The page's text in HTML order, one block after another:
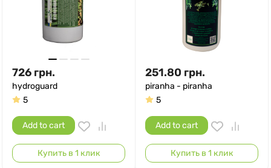
726 грн.
hydroguard
5
Add to cart
Купить в 1 клик
251.80 грн.
piranha - piranha
5
Add to cart
Купить в 1 клик